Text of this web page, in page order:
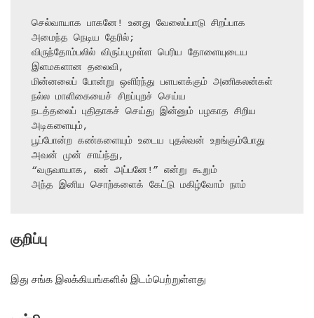
செல்வாயாக பாகனே! உனது வேலைப்பாடு சிறப்பாக
அமைந்த நெடிய தேரில்;
விருந்தோம்பலில் விருப்பமுள்ள பெரிய தோளையுடைய
இளமகளான தலைவி,
மின்னலைப் போன்று ஒளிர்ந்து பளபளக்கும் அணிகலன்கள்
நல்ல மாளிகையைச் சிறப்புறச் செய்ய
நடத்தலைப் புதிதாகச் செய்து இன்னும் பழகாத சிறிய
அடிகளையும்,
பூப்போன்ற கண்களையும் உடைய புதல்வன் உறங்கும்போது
அவன் முன் சாய்ந்து,
“வருவாயாக, என் அப்பனே!” என்று கூறும்
அந்த இனிய சொற்களைக் கேட்டு மகிழ்வோம் நாம்
குறிப்பு
இது சங்க இலக்கியங்களில் இடம்பெற்றுள்ளது